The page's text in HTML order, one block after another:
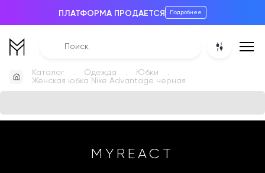
ПЛАТФОРМА ПРОДАЕТСЯ Подробнее
Каталог Одежда
Юбки
Женская юбка Nike Advantage черная
MYREACT